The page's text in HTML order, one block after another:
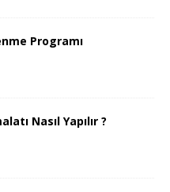
Programı
Nasıl Yapılır ?